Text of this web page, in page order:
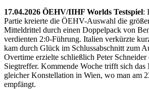
17.04.2026 ÖEHV/IIHF Worlds Testspiel:
Partie kreierte die ÖEHV-Auswahl die
Mitteldrittel durch einen Doppelpack von
verdienten 2:0-Führung. Italien verkürzte
kam durch Glück im Schlussabschnitt zum
Overtime erzielte schließlich Peter Schneider
Siegtreffer. Kommende Woche trifft sich das
gleicher Konstellation in Wien, wo man am
empfängt.